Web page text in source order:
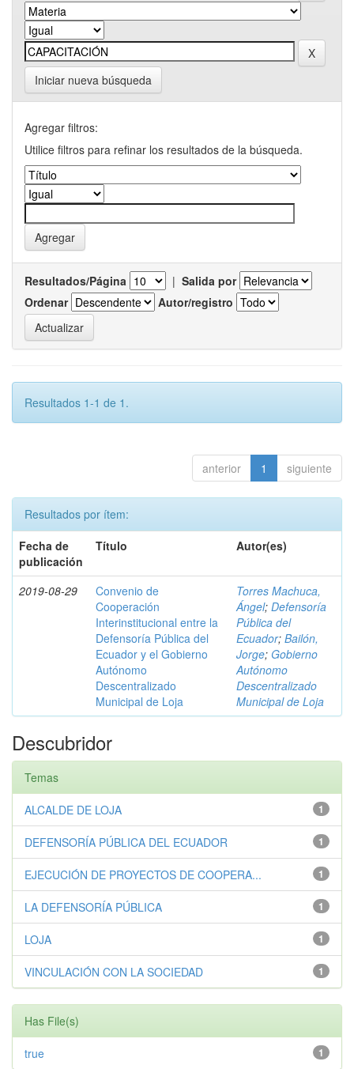
Iniciar nueva búsqueda
Agregar filtros:
Utilice filtros para refinar los resultados de la búsqueda.
Resultados/Página | Salida por
Ordenar
Autor/registro
Resultados 1-1 de 1.
anterior 1 siguiente
Resultados por ítem:
Fecha de
publicación
Título Autor(es)
2019-08-29
Convenio de
Cooperación
Interinstitucional entre la
Defensoría Pública del
Ecuador y el Gobierno
Autónomo
Descentralizado
Municipal de Loja
Torres Machuca,
Ángel; Defensoría
Pública del
Ecuador; Bailón,
Jorge; Gobierno
Autónomo
Descentralizado
Municipal de Loja
Descubridor
Temas
1
ALCALDE DE LOJA
1
DEFENSORÍA PÚBLICA DEL ECUADOR
1
EJECUCIÓN DE PROYECTOS DE COOPERA...
1
LA DEFENSORÍA PÚBLICA
1
LOJA
1
VINCULACIÓN CON LA SOCIEDAD
Has File(s)
1
true